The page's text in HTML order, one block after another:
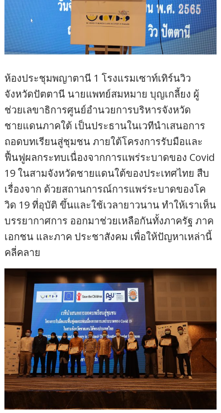
ห้องประชุมพญาตานี 1 โรงแรมเซาท์เทิร์นวิว
จังหวัดปัตตานี นายแพทย์สมหมาย บุญเกลี้ยง ผู้
ช่วยเลขาธิการศูนย์อำนวยการบริหารจังหวัด
ชายแดนภาคใต้ เป็นประธานในเวทีนําเสนอการ
ถอดบทเรียนสู่ชุมชน ภายใต้โครงการรับมือและ
ฟื้นฟูผลกระทบเนื่องจากการแพร่ระบาดของ Covid
19 ในสามจังหวัดชายแดนใต้ของประเทศไทย สืบ
เรื่องจาก ด้วยสถานการณ์การแพร่ระบาดของโค
วิด 19 ที่อุบัติ ขึ้นและใช้เวลายาวนาน ทำให้เราเห็น
บรรยากาศการ ออกมาช่วยเหลือกันทั้งภาครัฐ ภาค
เอกชน และภาค ประชาสังคม เพื่อให้ปัญหาเหล่านี้
คลี่คลาย